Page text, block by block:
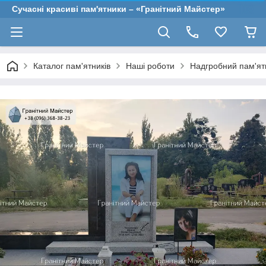
Сучасні красиві пам'ятники – «Гранітний Майстер»
Каталог пам'ятників Наші роботи Надгробний